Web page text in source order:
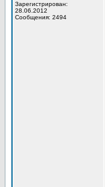
Зарегистрирован:
28.06.2012
Сообщения: 2494